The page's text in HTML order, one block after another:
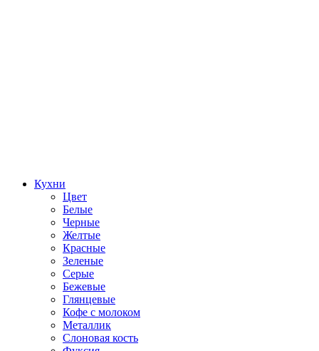
Кухни
Цвет
Белые
Черные
Желтые
Красные
Зеленые
Серые
Бежевые
Глянцевые
Кофе с молоком
Металлик
Слоновая кость